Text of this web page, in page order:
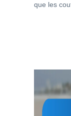
que les